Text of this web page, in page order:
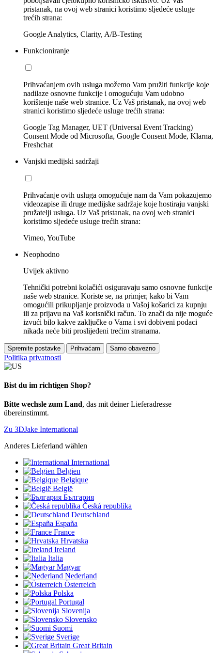
pristanak, na ovoj web stranici koristimo sljedeće usluge
trećih strana:
Google Analytics, Clarity, A/B-Testing
Funkcioniranje
Prihvaćanjem ovih usluga možemo Vam pružiti funkcije koje
nadilaze osnovne funkcije i omogućuju Vam udobno
korištenje naše web stranice. Uz Vaš pristanak, na ovoj web
stranici koristimo sljedeće usluge trećih strana:
Google Tag Manager, UET (Universal Event Tracking)
Consent Mode od Microsofta, Google Consent Mode, Klarna,
Freshchat
Vanjski medijski sadržaji
Prihvaćanje ovih usluga omogućuje nam da Vam pokazujemo
videozapise ili druge medijske sadržaje koje hostiraju vanjski
pružatelji usluga. Uz Vaš pristanak, na ovoj web stranici
koristimo sljedeće usluge trećih strana:
Vimeo, YouTube
Neophodno
Uvijek aktivno
Tehnički potrebni kolačići osiguravaju samo osnovne funkcije
naše web stranice. Koriste se, na primjer, kako bi Vam
omogućili prikupljanje proizvoda u Vašoj košarici za kupnju
ili za prijavu na Vaš korisnički račun. To znači da nije moguće
izvući bilo kakve zaključke o Vama i svi dobiveni podaci
nikada neće biti proslijeđeni trećim stranama.
Spremite postavke Prihvaćam Samo obavezno
Politika privatnosti
Bist du im richtigen Shop?
Bitte wechsle zum Land, das mit deiner Lieferadresse
übereinstimmt.
Zu 3DJake International
Anderes Lieferland wählen
International
Belgien
Belgique
België
България
Česká republika
Deutschland
España
France
Hrvatska
Ireland
Italia
Magyar
Nederland
Österreich
Polska
Portugal
Slovenija
Slovensko
Suomi
Sverige
Great Britain